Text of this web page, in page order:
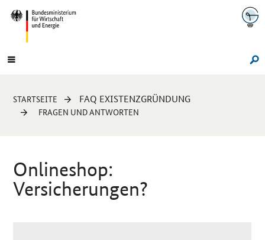
Navigation
Hauptmenü
Sie
sind
STARTSEITE FAQ EXISTENZGRÜNDUNG
FRAGEN UND ANTWORTEN
Onlineshop:
Versicherungen?